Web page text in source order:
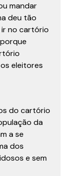
mandar
deu tão
no cartório
eleitores
do cartório
da
a se
dos
e sem